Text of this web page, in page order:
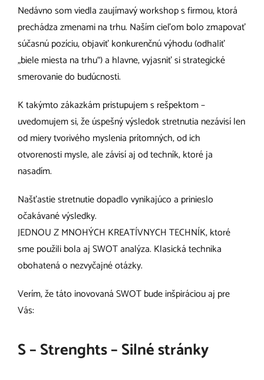
Nedávno som viedla zaujímavý workshop s firmou, ktorá
prechádza zmenami na trhu. Naším cieľom bolo zmapovať
súčasnú pozíciu, objaviť konkurenčnú výhodu (odhaliť
„biele miesta na trhu“) a hlavne, vyjasniť si strategické
smerovanie do budúcnosti.
K takýmto zákazkám pristupujem s rešpektom –
uvedomujem si, že úspešný výsledok stretnutia nezávisí len
od miery tvorivého myslenia prítomných, od ich
otvorenosti mysle, ale závisí aj od techník, ktoré ja
nasadím.
Našťastie stretnutie dopadlo vynikajúco a prinieslo
očakávané výsledky.
JEDNOU Z MNOHÝCH KREATÍVNYCH TECHNÍK, ktoré
sme použili bola aj SWOT analýza. Klasická technika
obohatená o nezvyčajné otázky.
Verím, že táto inovovaná SWOT bude inšpiráciou aj pre
Vás:
S – Strenghts – Silné stránky